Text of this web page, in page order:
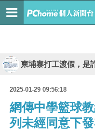
柬埔寨打工渡假，是
2025-01-29 09:56:18
網傳中學籃球
列未經同意下